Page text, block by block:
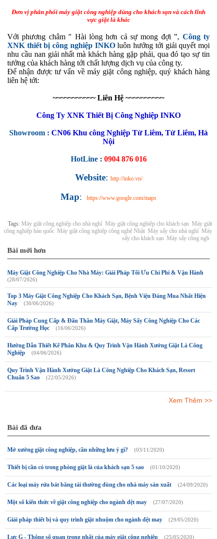
Đơn vị phân phối máy giặt công nghiệp dùng cho khách sạn và cách lĩnh
vực giặt là khác
Với phương châm " Hài lòng hơn cả sự mong đợi ”, Công ty
XNK thiết bị công nghiệp INKOluôn hướng tới giải quyết mọi
nhu cầu nan giải nhất mà khách hàng gặp phải, qua đó tạo sự tin
tưởng của khách hàng tới chất lượng dịch vụ của công ty.
Để nhận được tư vấn về máy giặt công nghiệp, quý khách hàng
liên hệ tới:
~~~~~~~~~~~ Liên Hệ ~~~~~~~~~~
Công Ty XNK Thiết Bị Công Nghiệp INKO
Showroom : CN06 Khu công Nghiệp Từ Liêm, Từ Liêm, Hà
Nội
HotLine : 0904 876 016
Website: http://inko.vn/
Map: https://www.google.com/maps
Tags: Máy giặt công nghiệp cho nhà nghỉ Máy giặt công nghiệp cho khách sạn Máy giặt
công nghiệp hàn quốc Máy giặt công nghiệp công nghệ Nhật Máy sấy cho nhà nghỉ Máy
sấy cho khách sạn Máy sấy công ngh
Bài mới hơn
Máy Giặt Công Nghiệp Cho Nhà Máy: Giải Pháp Tối Ưu Chi Phí & Vận Hành
(28/07/2026)
Top 3 Máy Giặt Công Nghiệp Cho Khách Sạn, Bệnh Viện Đáng Mua Nhất Hiện
Nay
(30/06/2026)
Giải Pháp Cung Cấp & Đấu Thầu Máy Giặt, Máy Sấy Công Nghiệp Cho Các
Cấp Trường Học
(16/06/2026)
Hướng Dẫn Thiết Kế Phân Khu & Quy Trình Vận Hành Xưởng Giặt Là Công
Nghiệp
(04/06/2026)
Quy Trình Vận Hành Xưởng Giặt Là Công Nghiệp Cho Khách Sạn, Resort
Chuẩn 5 Sao
(22/05/2026)
Xem Thêm >>
Bài đã đưa
Mở xưởng giặt công nghiệp, cần những lưu ý gì? (03/11/2020)
Thiết bị cần có trong phòng giặt là của khách sạn 5 sao (01/10/2020)
Các loại máy rửa bát băng tải thường dùng cho nhà máy sản xuất (24/09/2020)
Một số kiến thức về giặt công nghiệp cho ngành dệt may (27/07/2020)
Giải pháp thiết bị và quy trình giặt nhuộm cho ngành dệt may (29/05/2020)
Lực G - Thông số quan trọng nhất của máy giặt công nghiệp (25/05/2020)